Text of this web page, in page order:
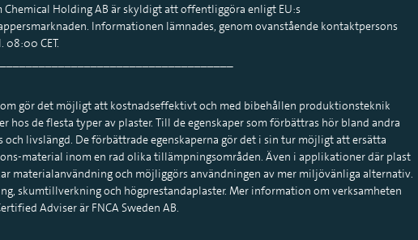
Holding AB är skyldigt att offentliggöra enligt EU:s
Informationen lämnades, genom ovanstående kontaktpersons
CET.
gör det möjligt att kostnadseffektivt och med bibehållen produktionsteknik
hos de flesta typer av plaster. Till de egenskaper som förbättras hör bland andra
livslängd. De förbättrade egenskaperna gör det i sin tur möjligt att ersätta
material inom en rad olika tillämpningsområden. Även i applikationer där plast
materialanvändning och möjliggörs användningen av mer miljövänliga alternativ.
skumtillverkning och högprestandaplaster. Mer information om verksamheten
Adviser är FNCA Sweden AB.